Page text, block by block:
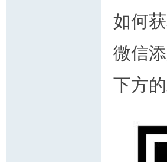
如何
微信
下方